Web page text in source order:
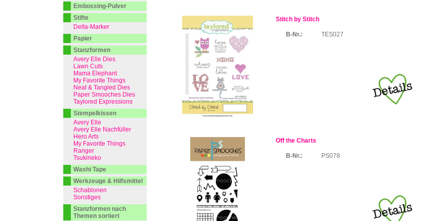
Stitch by Stitch
B-Nr.: TES027
Off the Charts
B-Nr.: PS078
Embossing-Pulver
Stifte
Delta-Marker
Papier
Stanzformen
Avery Elle Dies
Lawn Cuts
Mama Elephant
My Favorite Things
Neat & Tangled Dies
Paper Smooches Dies
Taylored Expressions
Stempelkissen
Avery Elle
Avery Elle Nachfüller
Hero Arts
My Favorite Things
Ranger
Tsukineko
Washi Tape
Werkzeuge & Hilfsmittel
Schablonen
Sonstiges
Stanzformen nach
Themen sortiert